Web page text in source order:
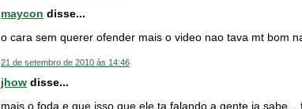
maycon disse...
o cara sem querer ofender mais o video nao tava mt bom
21 de setembro de 2010 às 14:46
jhow disse...
mais o foda e que isso que ele ta falando a gente ja